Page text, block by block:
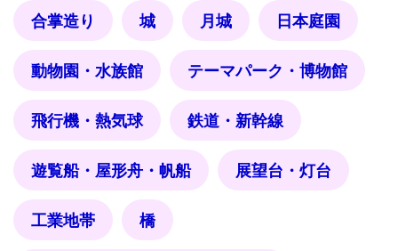
合掌造り 城 月城 日本庭園
動物園・水族館 テーマパーク・博物館
飛行機・熱気球 鉄道・新幹線
遊覧船・屋形舟・帆船 展望台・灯台
工業地帯 橋